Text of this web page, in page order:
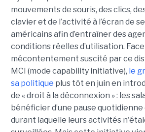
mouvements de souris, des clics,
clavier et de l’activité à l’écran de
américains afin d’entraîner des
conditions réelles d’utilisation. Face
mécontentement suscité par ce
MCI (mode capability initiative), le
sa politique plus tôt en juin en
de « droit à la déconnexion » : les
bénéficier d’une pause
durant laquelle leurs activités